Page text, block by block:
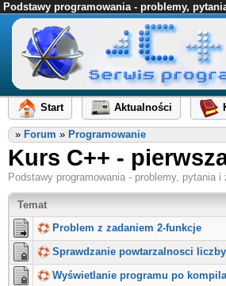
Podstawy programowania - problemy,
Start Aktualności
» Forum » Programowanie
Kurs C++ -
Podstawy programowania - problemy, pytania i
Temat
Problem z zadaniem 2-funkcje
Sprawdzanie powtarzalnosci
Wyświetlanie programu po